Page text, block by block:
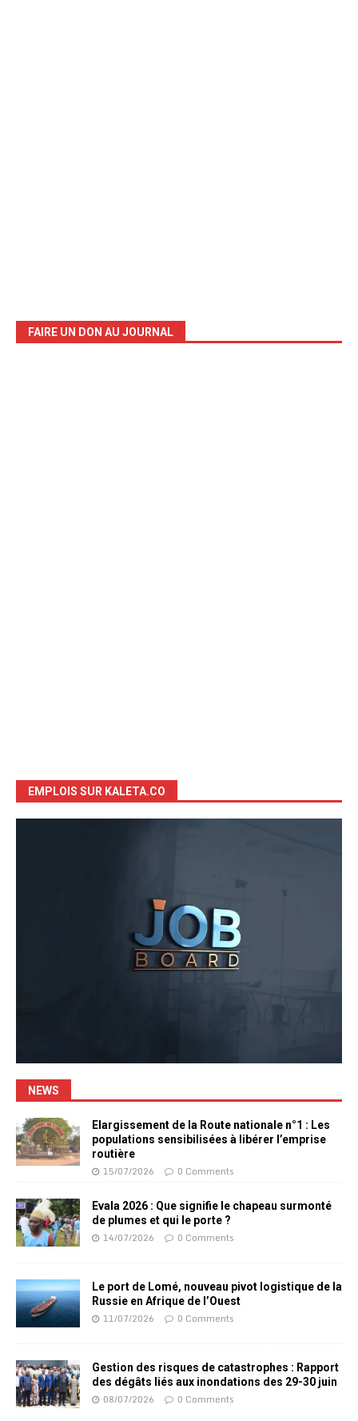
FAIRE UN DON AU JOURNAL
EMPLOIS SUR KALETA.CO
NEWS
Elargissement de la Route nationale n°1 : Les
populations sensibilisées à libérer l’emprise
routière
15/07/2026 0 Comments
Evala 2026 : Que signifie le chapeau surmonté
de plumes et qui le porte ?
14/07/2026 0 Comments
Le port de Lomé, nouveau pivot logistique de la
Russie en Afrique de l’Ouest
11/07/2026 0 Comments
Gestion des risques de catastrophes : Rapport
des dégâts liés aux inondations des 29-30 juin
08/07/2026 0 Comments